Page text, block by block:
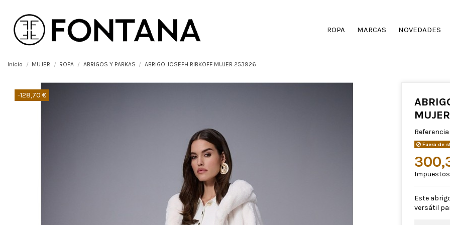
ROPA MARCAS NOVEDADES
Inicio MUJER ROPA ABRIGOS Y PARKAS ABRIGO JOSEPH RIBKOFF MUJER 253926
-128,70 €
Referencia
Fuera de
Este
versátil